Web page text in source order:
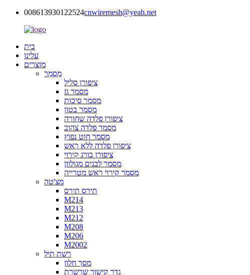
008613930122524cnwiremesh@yeah.net
בית
עלינו
מוצרים
מַסְמֵר
ציפורן סליל
מסמר גז
מסמר סיכות
מסמר בטון
ציפורן פלדה שחורה
מסמר פלדה צהוב
מסמר חוט נפוץ
ציפורן פלדה ללא ראש
ציפורן בורג קירוי
מסמר לבנים מגולוון
מסמר קירוי ראש מטרייה
מצ'טה
תירס תירס
M214
M213
M212
M208
M206
M2002
רשת תיל
מסך חלון
גדר קישור שרשרת